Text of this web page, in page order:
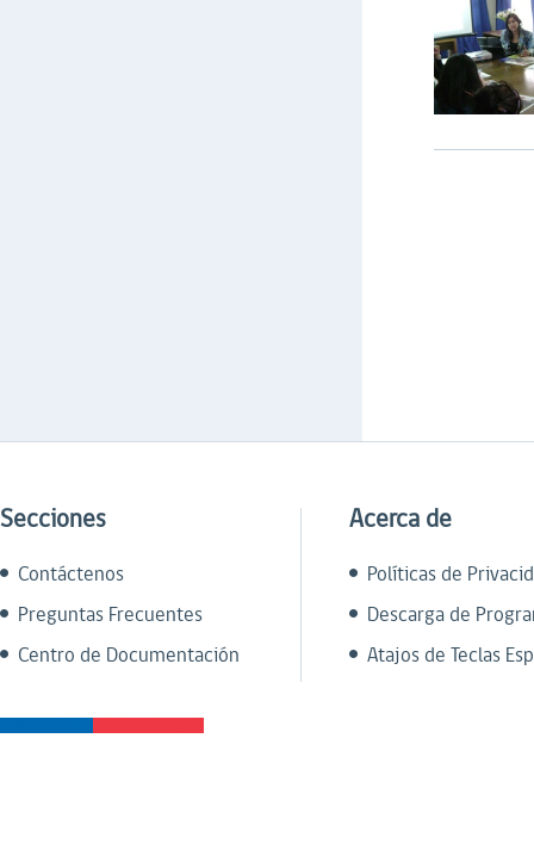
Secciones
Contáctenos
Preguntas Frecuentes
Centro de Documentación
Acerca de
Políticas de
Descarga de
Atajos de Teclas